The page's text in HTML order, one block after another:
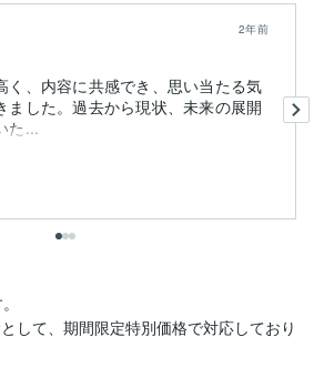
2年前
く、内容に共感でき、思い当たる気
ました。過去から現状、未来の展開
た...
して、期間限定特別価格で対応しており